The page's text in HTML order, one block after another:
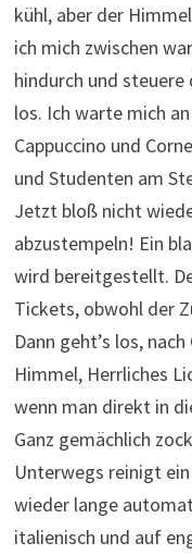
kühl, aber der
ich mich zwischen
hindurch und steuere
los. Ich warte mich
Cappuccino und
und Studenten am
Jetzt bloß nicht
abzustempeln! Ein
wird bereitgestellt.
Tickets, obwohl der
Dann geht’s los,
Himmel, Herrliches
wenn man direkt in
Ganz gemächlich
Unterwegs reinigt
wieder lange
italienisch und auf